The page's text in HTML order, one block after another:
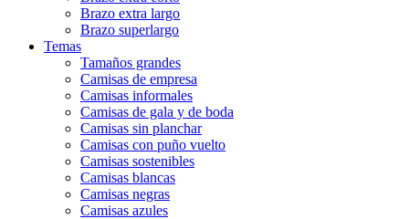
Brazo extra largo
Brazo superlargo
Temas
Tamaños grandes
Camisas de empresa
Camisas informales
Camisas de gala y de boda
Camisas sin planchar
Camisas con puño vuelto
Camisas sostenibles
Camisas blancas
Camisas negras
Camisas azules